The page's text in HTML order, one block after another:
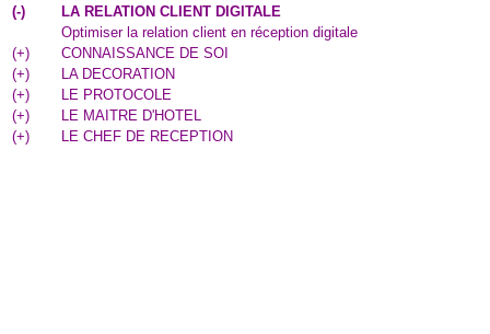
(-)
LA RELATION CLIENT DIGITALE
Optimiser la relation client en réception digitale
(+)
CONNAISSANCE DE SOI
(+)
LA DECORATION
(+)
LE PROTOCOLE
(+)
LE MAITRE D'HOTEL
(+) LE CHEF DE RECEPTION